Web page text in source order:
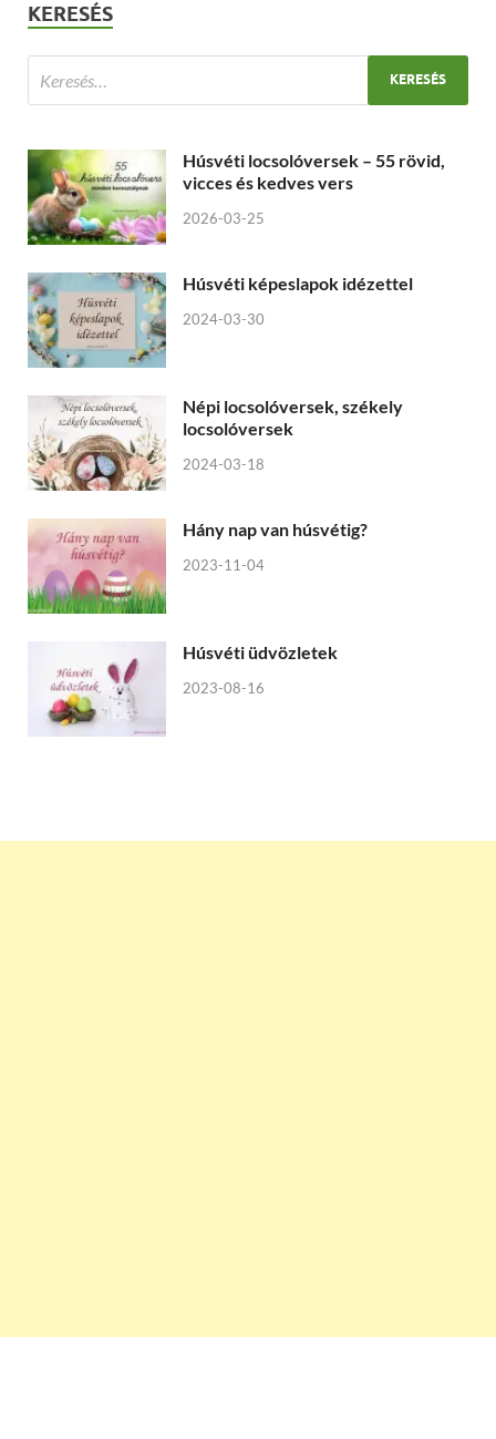
KERESÉS
Húsvéti locsolóversek – 55 rövid,
vicces és kedves vers
2026-03-25
Húsvéti képeslapok idézettel
2024-03-30
Népi locsolóversek, székely
locsolóversek
2024-03-18
Hány nap van húsvétig?
2023-11-04
Húsvéti üdvözletek
2023-08-16